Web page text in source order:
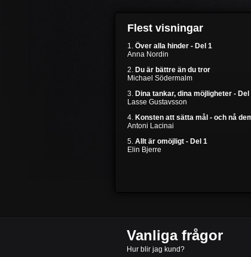
Flest visningar
1. Över alla hinder - Del 1
Anna Nordin
2. Du är bättre än du tror
Michael Södermalm
3. Dina tankar, dina möjligheter - Del
Lasse Gustavsson
4. Konsten att sätta mål - och nå
Antoni Lacinai
5. Allt är omöjligt - Del 1
Elin Bjerre
Vanliga frågor
Hur blir jag kund?